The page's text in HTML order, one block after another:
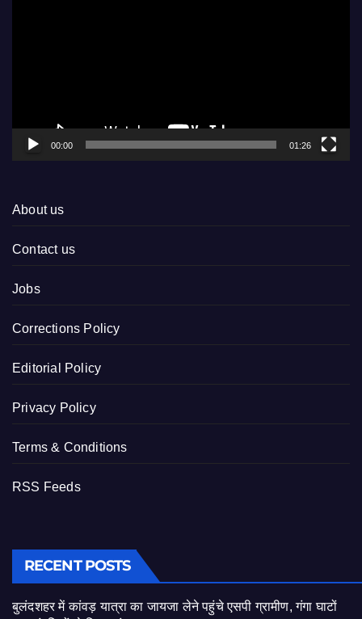
00:00 01:26
About us
Contact us
Jobs
Corrections Policy
Editorial Policy
Privacy Policy
Terms & Conditions
RSS Feeds
RECENT POSTS
बुलंदशहर में कांवड़ यात्रा का जायजा लेने पहुंचे एसपी ग्रामीण, गंगा घाटों